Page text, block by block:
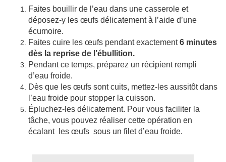
Faites bouillir de l’eau dans une casserole et
déposez-y les œufs délicatement à l’aide d’une
écumoire.
Faites cuire les œufs pendant exactement6 minutes
dès la reprise de l’ébullition.
Pendant ce temps, préparez un récipient rempli
d’eau froide.
Dès que les œufs sont cuits, mettez-les aussitôt dans
l’eau froide pour stopper la cuisson.
Épluchez-les délicatement. Pour vous faciliter la
tâche, vous pouvez réaliser cette opération en
écalant les œufs sous un filet d’eau froide.